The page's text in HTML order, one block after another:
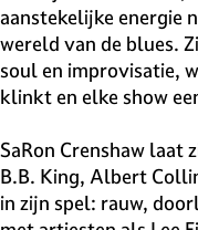
m
aanstekelijke energie
wereld van de blues.
soul en improvisatie,
klinkt en elke show
SaRon Crenshaw laat
B.B. King, Albert
in zijn spel: rauw,